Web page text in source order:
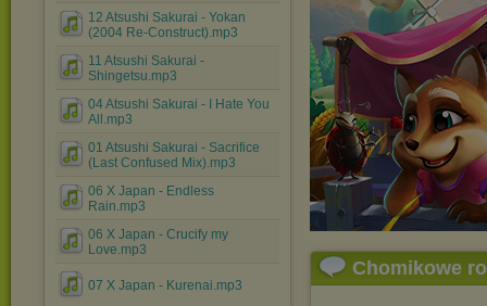
12 Atsushi Sakurai - Yokan
(2004 Re-Construct).mp3
11 Atsushi Sakurai -
Shingetsu.mp3
04 Atsushi Sakurai - I Hate You
All.mp3
01 Atsushi Sakurai - Sacrifice
(Last Confused Mix).mp3
06 X Japan - Endless
Rain.mp3
06 X Japan - Crucify my
Love.mp3
07 X Japan - Kurenai.mp3
Chomikowe